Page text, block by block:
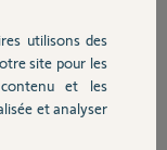
utilisons des
site pour les
et les
et analyser